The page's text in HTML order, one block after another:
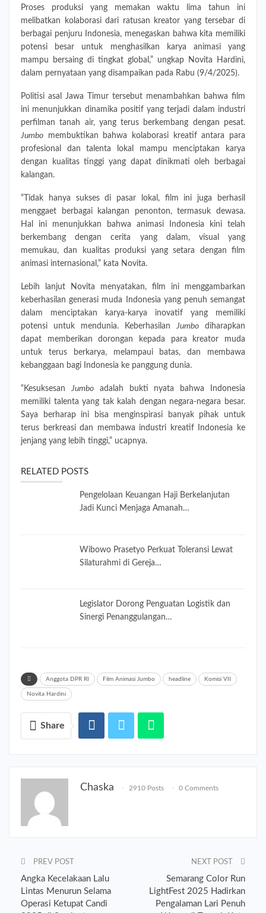
Proses produksi yang memakan waktu lima tahun ini
melibatkan kolaborasi dari ratusan kreator yang tersebar di
berbagai penjuru Indonesia, menegaskan bahwa kita memiliki
potensi besar untuk menghasilkan karya animasi yang
mampu bersaing di tingkat global,” ungkap Novita Hardini,
dalam pernyataan yang disampaikan pada Rabu (9/4/2025).
Politisi asal Jawa Timur tersebut menambahkan bahwa film
ini menunjukkan dinamika positif yang terjadi dalam industri
perfilman tanah air, yang terus berkembang dengan pesat.
Jumbo membuktikan bahwa kolaborasi kreatif antara para
profesional dan talenta lokal mampu menciptakan karya
dengan kualitas tinggi yang dapat dinikmati oleh berbagai
kalangan.
“Tidak hanya sukses di pasar lokal, film ini juga berhasil
menggaet berbagai kalangan penonton, termasuk dewasa.
Hal ini menunjukkan bahwa animasi Indonesia kini telah
berkembang dengan cerita yang dalam, visual yang
memukau, dan kualitas produksi yang setara dengan film
animasi internasional,” kata Novita.
Lebih lanjut Novita menyatakan, film ini menggambarkan
keberhasilan generasi muda Indonesia yang penuh semangat
dalam menciptakan karya-karya inovatif yang memiliki
potensi untuk mendunia. KeberhasilanJumbo diharapkan
dapat memberikan dorongan kepada para kreator muda
untuk terus berkarya, melampaui batas, dan membawa
kebanggaan bagi Indonesia ke panggung dunia.
“KesuksesanJumboadalah bukti nyata bahwa Indonesia
memiliki talenta yang tak kalah dengan negara-negara besar.
Saya berharap ini bisa menginspirasi banyak pihak untuk
terus berkreasi dan membawa industri kreatif Indonesia ke
jenjang yang lebih tinggi,” ucapnya.
RELATED POSTS
Pengelolaan Keuangan Haji Berkelanjutan
Jadi Kunci Menjaga Amanah…
Wibowo Prasetyo Perkuat Toleransi Lewat
Silaturahmi di Gereja…
Legislator Dorong Penguatan Logistik dan
Sinergi Penanggulangan…
Anggota DPR RI Film Animasi Jumbo headline Komisi VII
Novita Hardini
Share
Chaska 2910 Posts 0 Comments
PREV POST
Angka Kecelakaan Lalu
Lintas Menurun Selama
Operasi Ketupat Candi
NEXT POST
Semarang Color Run
LightFest 2025 Hadirkan
Pengalaman Lari Penuh